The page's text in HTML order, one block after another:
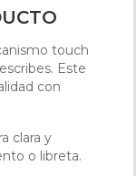
touch
Este
con
clara y
o libreta.